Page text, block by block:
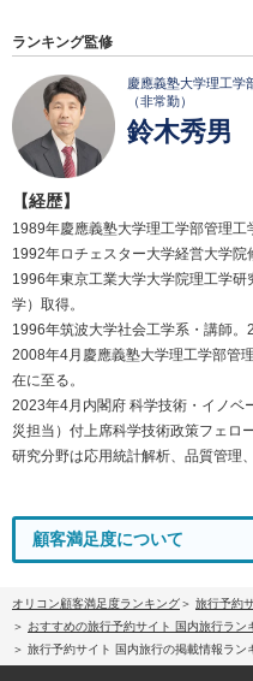
ランキング監修
慶應義塾大学理工学
（非常勤）
鈴木秀男
【経歴】
1989年慶應義塾大学理工学部管理工
1992年ロチェスター大学経営大学院
1996年東京工業大学大学院理工学
学）取得。
1996年筑波大学社会工学系・講師。
2008年4月慶應義塾大学理工学部管
在に至る。
2023年4月内閣府 科学技術・イノベ
災担当）付上席科学技術政策フェロ
研究分野は応用統計解析、品質管理
顧客満足度について
オリコン顧客満足度ランキング
旅行予約
おすすめの旅行予約サイト 国内旅行ラン
旅行予約サイト 国内旅行の掲載情報ラン